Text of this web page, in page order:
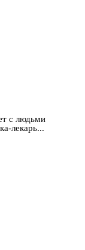
с людьми
лекарь...